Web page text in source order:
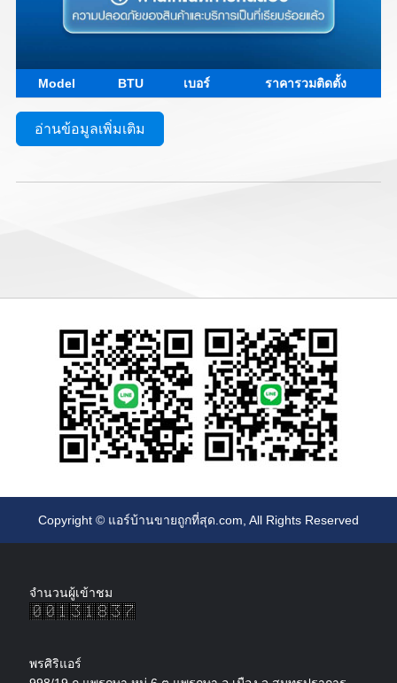
Model BTU เบอร์ ราคารวมติดตั้ง
อ่านข้อมูลเพิ่มเติม
Copyright © แอร์บ้านขายถูกที่สุด.com , All Rights Reserved
จำนวนผู้เข้าชม
พรศิริแอร์